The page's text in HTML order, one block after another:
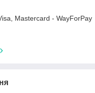
Mastercard - WayForPay